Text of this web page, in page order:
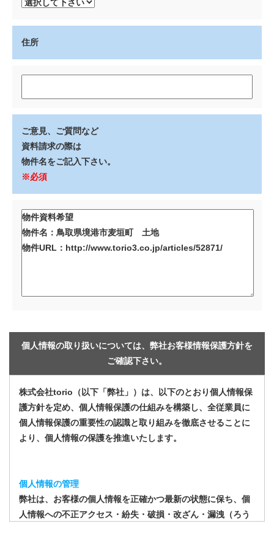
住所
ご意見、ご質問など
資料請求の際は
物件名をご記入下さい。
※必須
個人情報の取り扱いについては、弊社お客様情報保護方針を
ご確認下さい。
株式会社torio（以下「弊社」）は、以下のとおり個人情報保
護方針を定め、個人情報保護の仕組みを構築し、全従業員に
個人情報保護の重要性の認識と取り組みを徹底させることに
より、個人情報の保護を推進いたします。
個人情報の管理
弊社は、お客様の個人情報を正確かつ最新の状態に保ち、個
人情報への不正アクセス・紛失・破損・改ざん・漏洩（ろう